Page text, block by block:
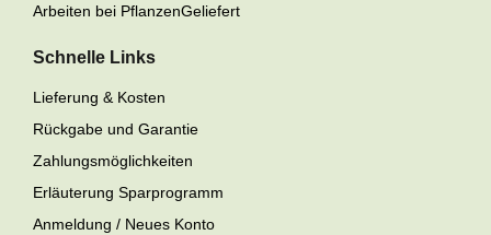
Arbeiten bei PflanzenGeliefert
Schnelle Links
Lieferung & Kosten
Rückgabe und Garantie
Zahlungsmöglichkeiten
Erläuterung Sparprogramm
Anmeldung / Neues Konto